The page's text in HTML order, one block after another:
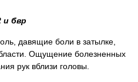
и бвр
давящие боли в затылке,
Ощущение болезненных
рук вблизи головы.